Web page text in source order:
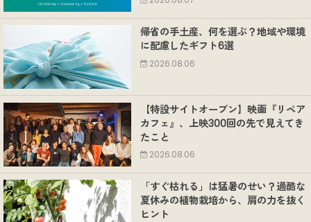
帰省の手土産、何を選ぶ？地域や環境
に配慮したギフト6選
2026.08.06
【特設サイトオープン】映画『リペア
カフェ』、上映300回の先で見えてき
たこと
2026.08.06
「すぐ枯れる」は猛暑のせい？過酷な
夏休みの植物栽培から、肩の力を抜く
ヒント